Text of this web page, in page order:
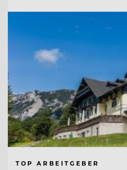
TOP ARBEITGEBER